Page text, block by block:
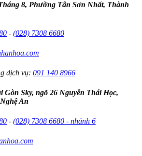
8, Phường Tân Sơn Nhất, Thành
- (028) 7308 6680
dịch vụ: 091 140 8966
Gòn Sky, ngõ 26 Nguyễn Thái Học,
An
- (028) 7308 6680 - nhánh 6